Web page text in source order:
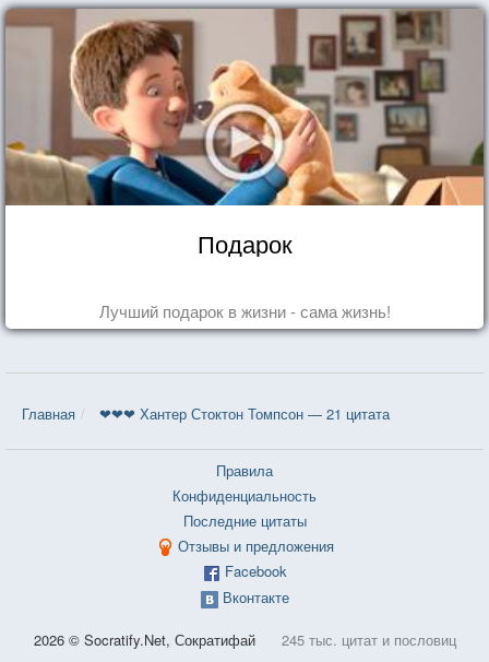
Подарок
Лучший подарок в жизни - сама жизнь!
Главная ❤❤❤ Хантер Стоктон Томпсон — 21 цитата
Правила
Конфиденциальность
Последние цитаты
Отзывы и предложения
Facebook
Вконтакте
2026 © Socratify.Net, Сократифай 245 тыс. цитат и пословиц